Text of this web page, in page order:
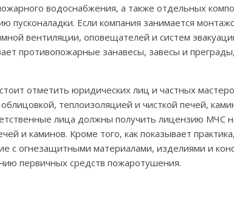
водоснабжения, а также отдельных
пусконаладки. Если компания занимается
вентиляции, оповещателей и систем
противопожарные занавесы, завесы и
отметить юридических лиц и частных
теплоизоляцией и чисткой печей,
лица должны получить лицензию МЧС
и каминов. Кроме того, как показывает
с огнезащитными материалами, изделиями и
первичных средств пожаротушения.